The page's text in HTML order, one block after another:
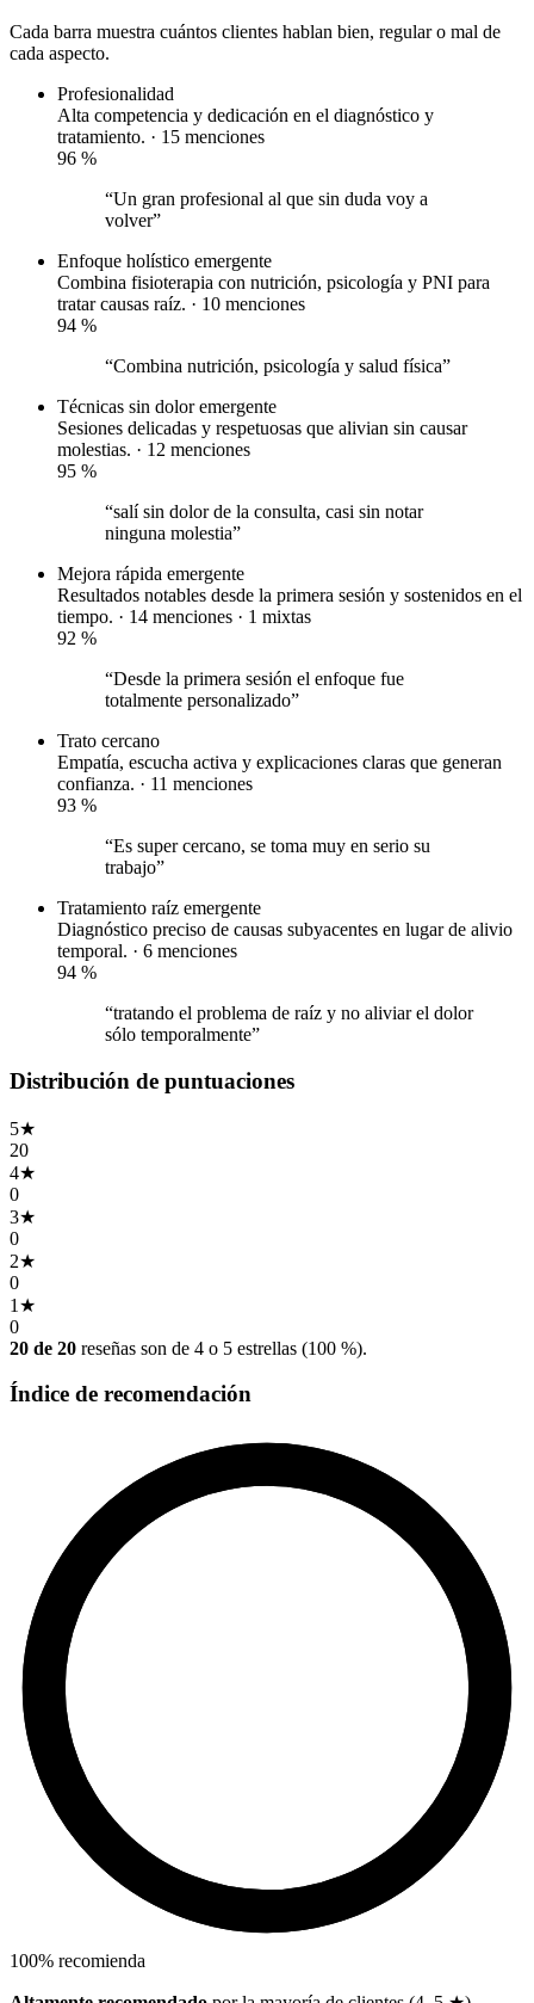
Cada barra muestra cuántos clientes hablan bien, regular o mal de
cada aspecto.
Profesionalidad
Alta competencia y dedicación en el diagnóstico y
tratamiento. · 15 menciones
96 %
“Un gran profesional al que sin duda voy a
volver”
Enfoque holístico emergente
Combina fisioterapia con nutrición, psicología y PNI para
tratar causas raíz. · 10 menciones
94 %
“Combina nutrición, psicología y salud física”
Técnicas sin dolor emergente
Sesiones delicadas y respetuosas que alivian sin causar
molestias. · 12 menciones
95 %
“salí sin dolor de la consulta, casi sin notar
ninguna molestia”
Mejora rápida emergente
Resultados notables desde la primera sesión y sostenidos en el
tiempo. · 14 menciones · 1 mixtas
92 %
“Desde la primera sesión el enfoque fue
totalmente personalizado”
Trato cercano
Empatía, escucha activa y explicaciones claras que generan
confianza. · 11 menciones
93 %
“Es super cercano, se toma muy en serio su
trabajo”
Tratamiento raíz emergente
Diagnóstico preciso de causas subyacentes en lugar de alivio
temporal. · 6 menciones
94 %
“tratando el problema de raíz y no aliviar el dolor
sólo temporalmente”
Distribución de puntuaciones
5★
20
4★
0
3★
0
2★
0
1 ★
0
20 de 20 reseñas son de 4 o 5 estrellas (100 %).
Índice de recomendación
100% recomienda